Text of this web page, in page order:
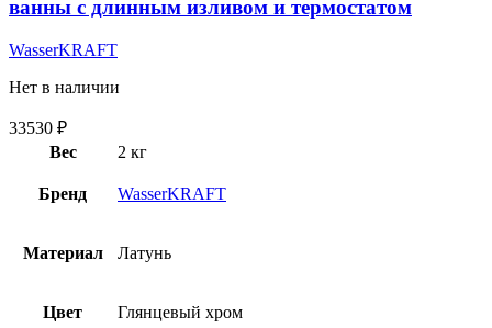
ванны с длинным изливом и термостатом
WasserKRAFT
Нет в наличии
33530 ₽
Вес
2 кг
Бренд WasserKRAFT
Материал Латунь
Цвет Глянцевый хром